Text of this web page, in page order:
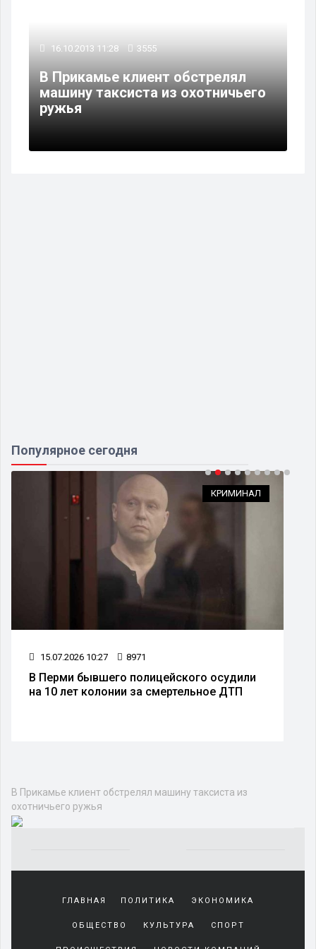
16.10.2013 11:28 3555
В Прикамье клиент обстрелял
машину таксиста из охотничьего
ружья
Популярное сегодня
КРИМИНАЛ
15.07.2026 10:27 8971
В Перми бывшего полицейского осудили
на 10 лет колонии за смертельное ДТП
В Прикамье клиент обстрелял машину таксиста из
охотничьего ружья
sürekli
beraber
ГЛАВНАЯ ПОЛИТИКА ЭКОНОМИКА
ОБЩЕСТВО КУЛЬТУРА СПОРТ